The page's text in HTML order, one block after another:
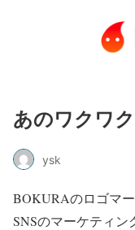
あのワクワ
ysk
BOKURAのロゴマー
SNSのマーケティン